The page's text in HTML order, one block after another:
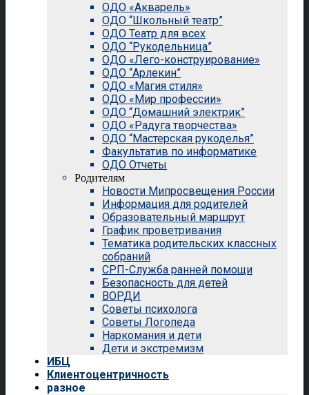
ОДО «Акварель»
ОДО “Школьный театр”
ОДО Театр для всех
ОДО “Рукодельница”
ОДО «Лего-конструирование»
ОДО “Арлекин”
ОДО «Магия стиля»
ОДО «Мир профессии»
ОДО “Домашний электрик”
ОДО «Радуга творчества»
ОДО “Мастерская рукоделья”
Факультатив по информатике
ОДО Отчеты
Родителям
Новости Мипросвещения России
Информация для родителей
Образовательный маршрут
График проветривания
Тематика родительских классных
собраний
СРП-Служба ранней помощи
Безопасность для детей
ВОРДИ
Советы психолога
Советы Логопеда
Наркомания и дети
Дети и экстремизм
ИБЦ
Клиентоцентричность
разное